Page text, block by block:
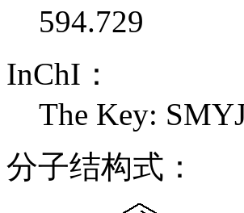
594.729
InChI：
The Key:
分子结构式：